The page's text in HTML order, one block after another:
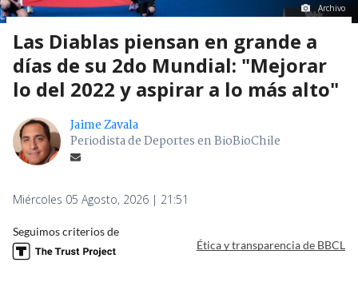
Archivo
Las Diablas piensan en grande a
días de su 2do Mundial: "Mejorar
lo del 2022 y aspirar a lo más alto"
Jaime Zavala
Periodista de Deportes en BioBioChile
Miércoles 05 Agosto, 2026 | 21:51
Seguimos criterios de
Ética y transparencia de BBCL